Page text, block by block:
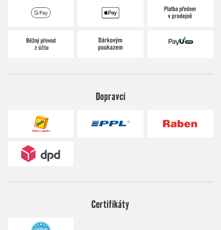
Dopravci
Certifikáty